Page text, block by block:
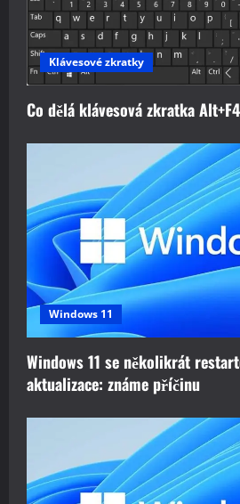
Klávesové zkratky
Co dělá klávesová zkratka
Windows 11
Windows 11 se několikrát
aktualizace: známe příčinu